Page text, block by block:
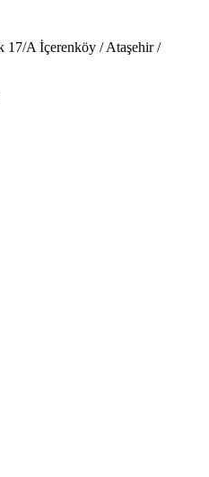
17/A İçerenköy / Ataşehir /